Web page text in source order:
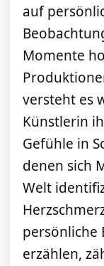
auf
Momente
versteht es
Künstlerin
Gefühle in
denen sich
Welt
persönliche
erzählen,